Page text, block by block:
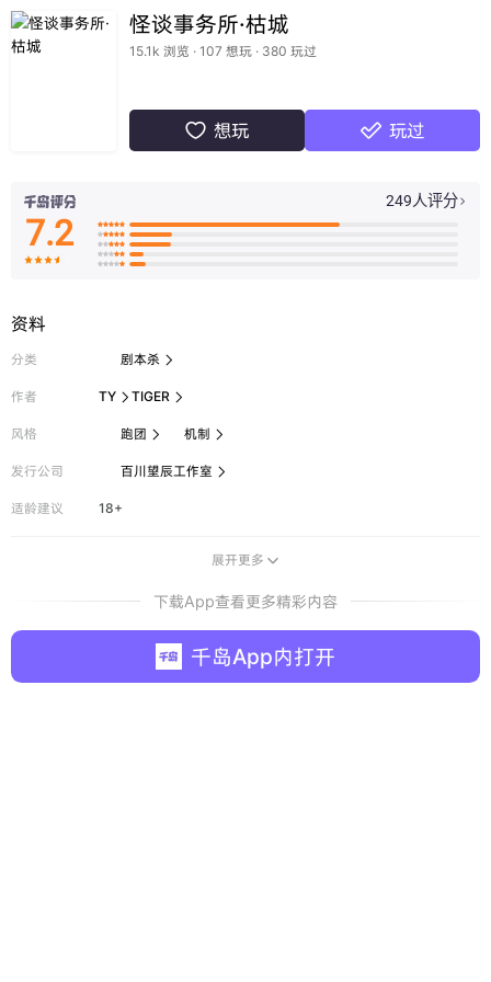
怪谈事务所·枯城
15.1k 浏览 · 107 想玩 · 380 玩过
 想玩  玩过
249人评分 
7.2 




资料
分类 剧本杀 
作者 TY  TIGER 
风格 跑团  机制 
发行公司 百川望辰工作室 
适龄建议 18+
展开更多 
下载App查看更多精彩内容
千岛App内打开